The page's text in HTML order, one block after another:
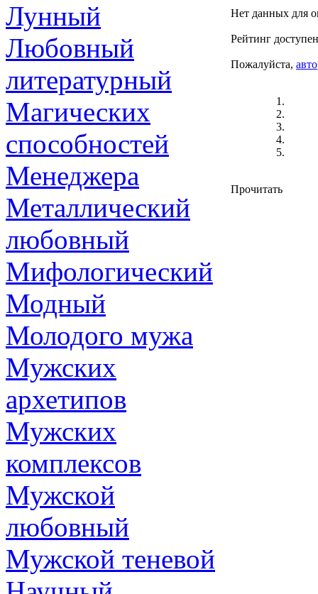
Лунный
Любовный
литературный
Магических
способностей
Менеджера
Металлический
любовный
Мифологический
Модный
Молодого мужа
Мужских
архетипов
Мужских
комплексов
Мужской
любовный
Мужской теневой
Нет данных для
Рейтинг
Пожалуйста,
Прочитать